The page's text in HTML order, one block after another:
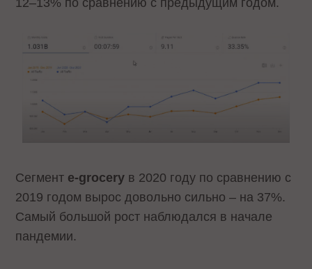
12–13% по сравнению с предыдущим годом.
Сегмент e-grocery в 2020 году по сравнению с
2019 годом вырос довольно сильно – на 37%.
Самый большой рост наблюдался в начале
пандемии.